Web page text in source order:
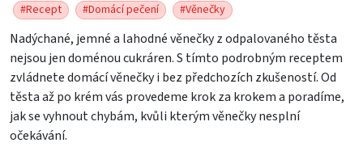
#Recept #Domácí pečení #Věnečky
Nadýchané, jemné a lahodné věnečky z odpalovaného těsta
nejsou jen doménou cukráren. S tímto podrobným receptem
zvládnete domácí věnečky i bez předchozích zkušeností. Od
těsta až po krém vás provedeme krok za krokem a poradíme,
jak se vyhnout chybám, kvůli kterým věnečky nesplní
očekávání.